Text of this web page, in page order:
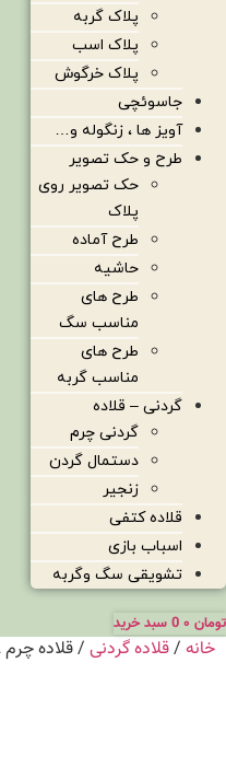
پلاک گربه
پلاک اسب
پلاک خرگوش
جاسوئچی
آویز ها ، زنگوله و…
طرح و حک تصویر
حک تصویر روی
پلاک
طرح آماده
حاشیه
طرح های
مناسب سگ
طرح های
مناسب گربه
گردنی – قلاده
گردنی چرم
دستمال گردن
زنجیر
قلاده کتفی
اسباب بازی
تشویقی سگ وگربه
تومان 0 سبد خرید
خانه /قلاده گردنی / قلاده چرم 2 لاین زنجیر